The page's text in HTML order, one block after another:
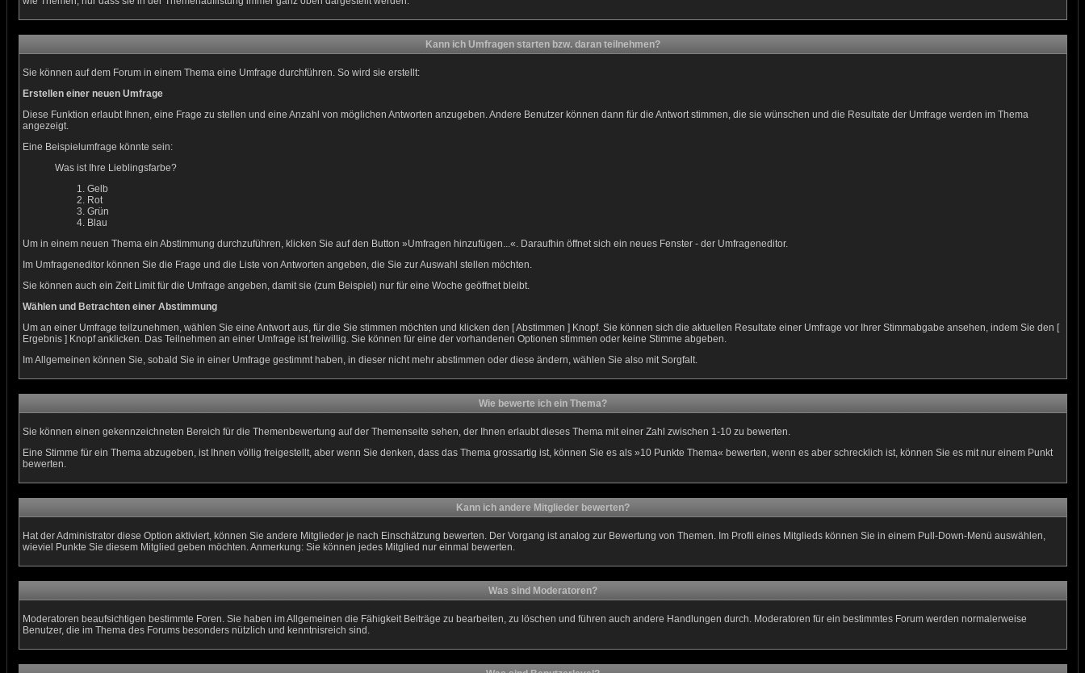
Kann ich Umfragen starten bzw. daran teilnehmen?
Sie können auf dem Forum in einem Thema eine Umfrage durchführen. So wird sie erstellt:
Erstellen einer neuen Umfrage
Diese Funktion erlaubt Ihnen, eine Frage zu stellen und eine Anzahl von möglichen Antworten anzugeben. Andere Benutzer können dann für die Antwort stimmen, die sie wünschen und die Resultate der Umfrage werden im Thema
angezeigt.
Eine Beispielumfrage könnte sein:
Was ist Ihre Lieblingsfarbe?
Gelb
Rot
Grün
Blau
Um in einem neuen Thema ein Abstimmung durchzuführen, klicken Sie auf den Button »Umfragen hinzufügen...«. Daraufhin öffnet sich ein neues Fenster - der Umfrageneditor.
Im Umfrageneditor können Sie die Frage und die Liste von Antworten angeben, die Sie zur Auswahl stellen möchten.
Sie können auch ein Zeit Limit für die Umfrage angeben, damit sie (zum Beispiel) nur für eine Woche geöffnet bleibt.
Wählen und Betrachten einer Abstimmung
Um an einer Umfrage teilzunehmen, wählen Sie eine Antwort aus, für die Sie stimmen möchten und klicken den [ Abstimmen ] Knopf. Sie können sich die aktuellen Resultate einer Umfrage vor Ihrer Stimmabgabe ansehen, indem Sie den [
Ergebnis ] Knopf anklicken. Das Teilnehmen an einer Umfrage ist freiwillig. Sie können für eine der vorhandenen Optionen stimmen oder keine Stimme abgeben.
Im Allgemeinen können Sie, sobald Sie in einer Umfrage gestimmt haben, in dieser nicht mehr abstimmen oder diese ändern, wählen Sie also mit Sorgfalt.
Wie bewerte ich ein Thema?
Sie können einen gekennzeichneten Bereich für die Themenbewertung auf der Themenseite sehen, der Ihnen erlaubt dieses Thema mit einer Zahl zwischen 1-10 zu bewerten.
Eine Stimme für ein Thema abzugeben, ist Ihnen völlig freigestellt, aber wenn Sie denken, dass das Thema grossartig ist, können Sie es als »10 Punkte Thema« bewerten, wenn es aber schrecklich ist, können Sie es mit nur einem Punkt
bewerten.
Kann ich andere Mitglieder bewerten?
Hat der Administrator diese Option aktiviert, können Sie andere Mitglieder je nach Einschätzung bewerten. Der Vorgang ist analog zur Bewertung von Themen. Im Profil eines Mitglieds können Sie in einem Pull-Down-Menü auswählen,
wieviel Punkte Sie diesem Mitglied geben möchten. Anmerkung: Sie können jedes Mitglied nur einmal bewerten.
Was sind Moderatoren?
Moderatoren beaufsichtigen bestimmte Foren. Sie haben im Allgemeinen die Fähigkeit Beiträge zu bearbeiten, zu löschen und führen auch andere Handlungen durch. Moderatoren für ein bestimmtes Forum werden normalerweise
Benutzer, die im Thema des Forums besonders nützlich und kenntnisreich sind.